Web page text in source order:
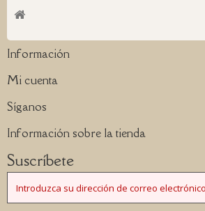
Información
Mi cuenta
Síganos
Información sobre la tienda
Suscríbete